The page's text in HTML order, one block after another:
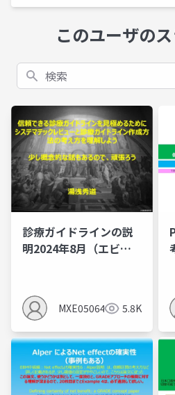
このユーザの
検索
診療ガイドラインの説
明2024年8月（エビデ
とMindsの間違いあ
り）
MXE05064 5.8K